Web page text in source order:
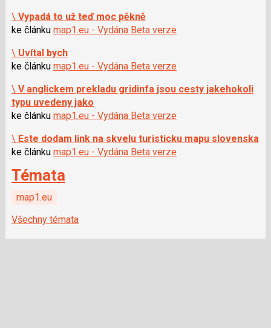
\ Vypadá to už teď moc pěkně
ke článku map1.eu - Vydána Beta verze
\ Uvítal bych
ke článku map1.eu - Vydána Beta verze
\ V anglickem prekladu gridinfa jsou cesty jakehokoli
typu uvedeny jako
ke článku map1.eu - Vydána Beta verze
\ Este dodam link na skvelu turisticku mapu slovenska
ke článku map1.eu - Vydána Beta verze
Témata
map1.eu
Všechny témata